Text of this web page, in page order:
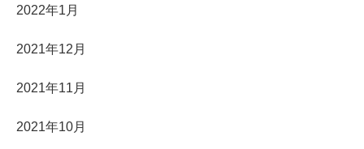
2022年1月
2021年12月
2021年11月
2021年10月